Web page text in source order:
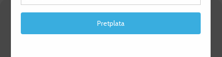
GRAD TREBINJE